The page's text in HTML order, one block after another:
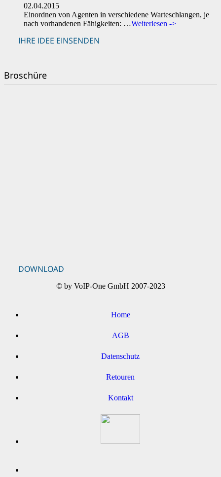
02.04.2015
Einordnen von Agenten in verschiedene Warteschlangen, je
nach vorhandenen Fähigkeiten: …Weiterlesen ->
IHRE IDEE EINSENDEN
Broschüre
DOWNLOAD
© by VoIP-One GmbH 2007-2023
Home
AGB
Datenschutz
Retouren
Kontakt